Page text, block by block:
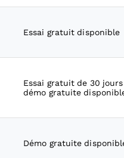
Essai gratuit disponible
Essai gratuit de 30 jours
démo gratuite
Démo gratuite